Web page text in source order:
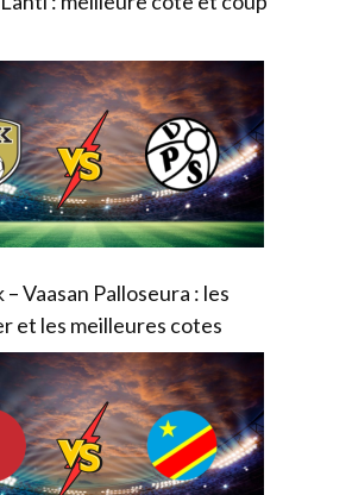
– Vaasan Palloseura : les
et les meilleures cotes